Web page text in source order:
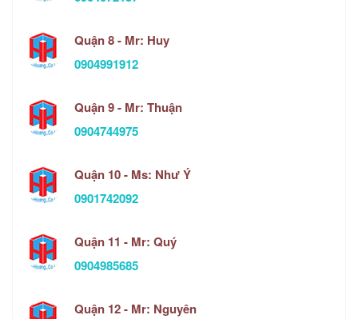
Quận 8 - Mr: Huy
0904991912
Quận 9 - Mr: Thuận
0904744975
Quận 10 - Ms: Như Ý
0901742092
Quận 11 - Mr: Quý
0904985685
Quận 12 - Mr: Nguyên